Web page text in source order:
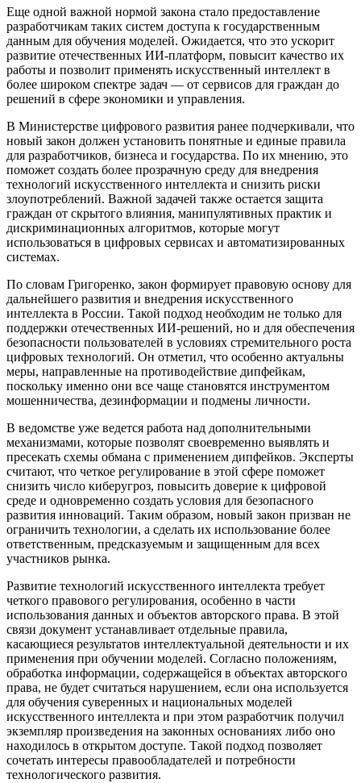
Еще одной важной нормой закона стало предоставление
разработчикам таких систем доступа к государственным
данным для обучения моделей. Ожидается, что это ускорит
развитие отечественных ИИ-платформ, повысит качество их
работы и позволит применять искусственный интеллект в
более широком спектре задач — от сервисов для граждан до
решений в сфере экономики и управления.
В Министерстве цифрового развития ранее подчеркивали, что
новый закон должен установить понятные и единые правила
для разработчиков, бизнеса и государства. По их мнению, это
поможет создать более прозрачную среду для внедрения
технологий искусственного интеллекта и снизить риски
злоупотреблений. Важной задачей также остается защита
граждан от скрытого влияния, манипулятивных практик и
дискриминационных алгоритмов, которые могут
использоваться в цифровых сервисах и автоматизированных
системах.
По словам Григоренко, закон формирует правовую основу для
дальнейшего развития и внедрения искусственного
интеллекта в России. Такой подход необходим не только для
поддержки отечественных ИИ-решений, но и для обеспечения
безопасности пользователей в условиях стремительного роста
цифровых технологий. Он отметил, что особенно актуальны
меры, направленные на противодействие дипфейкам,
поскольку именно они все чаще становятся инструментом
мошенничества, дезинформации и подмены личности.
В ведомстве уже ведется работа над дополнительными
механизмами, которые позволят своевременно выявлять и
пресекать схемы обмана с применением дипфейков. Эксперты
считают, что четкое регулирование в этой сфере поможет
снизить число киберугроз, повысить доверие к цифровой
среде и одновременно создать условия для безопасного
развития инноваций. Таким образом, новый закон призван не
ограничить технологии, а сделать их использование более
ответственным, предсказуемым и защищенным для всех
участников рынка.
Развитие технологий искусственного интеллекта требует
четкого правового регулирования, особенно в части
использования данных и объектов авторского права. В этой
связи документ устанавливает отдельные правила,
касающиеся результатов интеллектуальной деятельности и их
применения при обучении моделей. Согласно положениям,
обработка информации, содержащейся в объектах авторского
права, не будет считаться нарушением, если она используется
для обучения суверенных и национальных моделей
искусственного интеллекта и при этом разработчик получил
экземпляр произведения на законных основаниях либо оно
находилось в открытом доступе. Такой подход позволяет
сочетать интересы правообладателей и потребности
технологического развития.